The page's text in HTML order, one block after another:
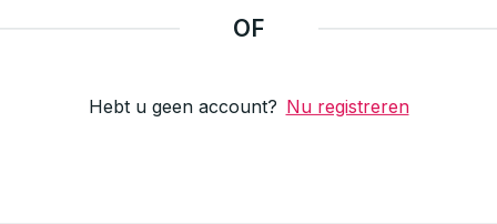
OF
Hebt u geen account? Nu registreren